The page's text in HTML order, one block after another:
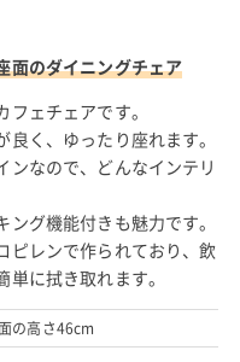
面のダイニングチェア
ェチェアです。
く、ゆったり座れます。
ンなので、どんなインテリ
グ機能付きも魅力です。
ピレンで作られており、飲
に拭き取れます。
の高さ46cm